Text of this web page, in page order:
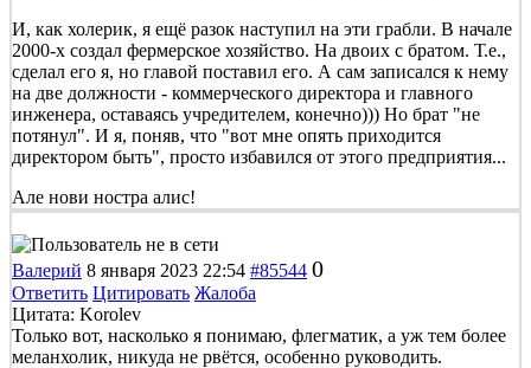
И, как холерик, я ещё разок наступил на эти грабли. В начале
2000-х создал фермерское хозяйство. На двоих с братом. Т.е.,
сделал его я, но главой поставил его. А сам записался к нему
на две должности - коммерческого директора и главного
инженера, оставаясь учредителем, конечно))) Но брат "не
потянул". И я, поняв, что "вот мне опять приходится
директором быть", просто избавился от этого предприятия...
Але нови ностра алис!
Валерий 8 января 2023 22:54 #85544 0
Ответить Цитировать Жалоба
Цитата: Korolev
Только вот, насколько я понимаю, флегматик, а уж тем более
меланхолик, никуда не рвётся, особенно руководить.